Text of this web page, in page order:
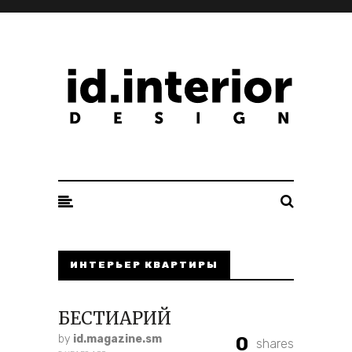
ИНТЕРЬЕР КВАРТИРЫ
БЕСТИАРИЙ
by id.magazine.sm 0 shares